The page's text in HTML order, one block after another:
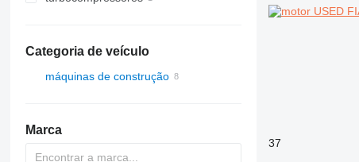
Categoria de veículo
máquinas de construção
Marca
37